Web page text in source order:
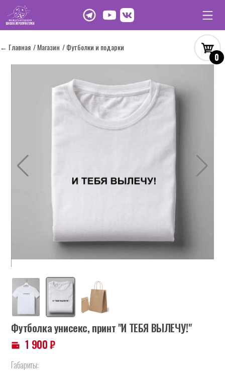
← Главная / Магазин / Футболки и подарки
Футболка унисекс, принт "И ТЕБЯ ВЫЛЕЧУ!"
1 900₽
Габариты:
0